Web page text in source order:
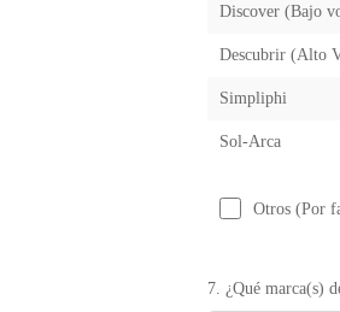
Discover (Bajo
Descubrir (Alto
Simpliphi
Sol-Arca
Otros (Por
7. ¿Qué marca(s)